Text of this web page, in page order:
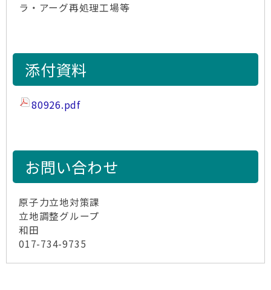
ラ・アーグ再処理工場等
添付資料
80926.pdf
お問い合わせ
原子力立地対策課
立地調整グループ
和田
017-734-9735